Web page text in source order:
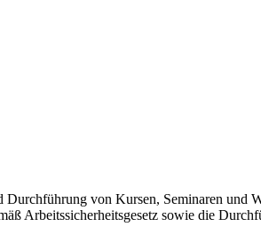
von Kursen, Seminaren und
Arbeitssicherheitsgesetz sowie die